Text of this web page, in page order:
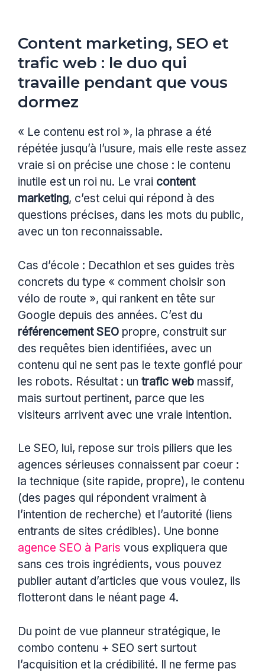
Content marketing, SEO et
trafic web : le duo qui
travaille pendant que vous
dormez
« Le contenu est roi », la phrase a été
répétée jusqu’à l’usure, mais elle reste assez
vraie si on précise une chose : le contenu
inutile est un roi nu. Le vrai content
marketing, c’est celui qui répond à des
questions précises, dans les mots du public,
avec un ton reconnaissable.
Cas d’école : Decathlon et ses guides très
concrets du type « comment choisir son
vélo de route », qui rankent en tête sur
Google depuis des années. C’est du
référencement SEO propre, construit sur
des requêtes bien identifiées, avec un
contenu qui ne sent pas le texte gonflé pour
les robots. Résultat : un trafic web massif,
mais surtout pertinent, parce que les
visiteurs arrivent avec une vraie intention.
Le SEO, lui, repose sur trois piliers que les
agences sérieuses connaissent par coeur :
la technique (site rapide, propre), le contenu
(des pages qui répondent vraiment à
l’intention de recherche) et l’autorité (liens
entrants de sites crédibles). Une bonne
agence SEO à Paris vous expliquera que
sans ces trois ingrédients, vous pouvez
publier autant d’articles que vous voulez, ils
flotteront dans le néant page 4.
Du point de vue planneur stratégique, le
combo contenu + SEO sert surtout
l’acquisition et la crédibilité. Il ne ferme pas